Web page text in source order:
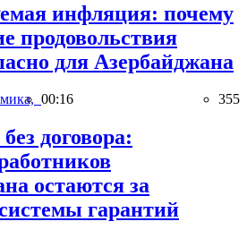
инфляция: почему
продовольствия
для Азербайджана
00:16 355
договора:
остаются за
гарантий